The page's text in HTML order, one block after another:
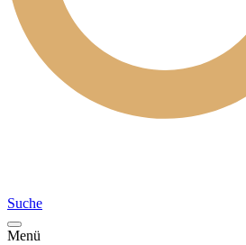
Suche
Menü